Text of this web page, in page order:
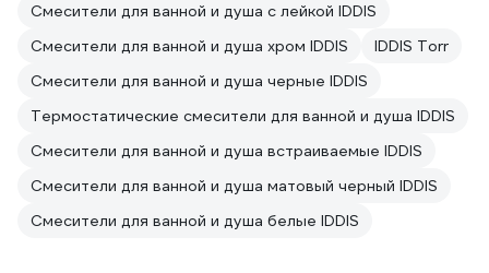
Смесители для ванной и душа с лейкой IDDIS
Смесители для ванной и душа хром IDDIS
IDDIS Torr
Смесители для ванной и душа черные IDDIS
Термостатические смесители для ванной и душа IDDIS
Смесители для ванной и душа встраиваемые IDDIS
Смесители для ванной и душа матовый черный IDDIS
Смесители для ванной и душа белые IDDIS